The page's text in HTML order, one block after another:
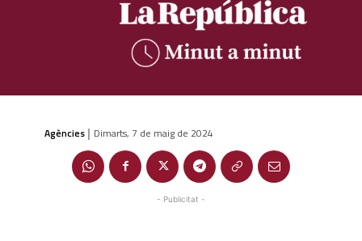
Agències | Dimarts, 7 de maig de 2024
- Publicitat -